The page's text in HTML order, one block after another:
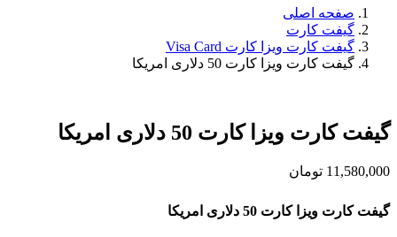
صفحه اصلی
گیفت کارت
گیفت کارت ویزا کارت Visa Card
گیفت کارت ویزا کارت 50 دلاری امریکا
گیفت کارت ویزا کارت 50 دلاری امریکا
11,580,000 تومان
گیفت کارت ویزا کارت 50 دلاری امریکا